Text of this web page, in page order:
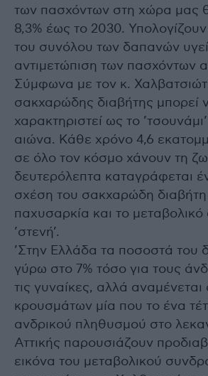
των πασχόντων στη χώρα μας
8,3% έως το 2030. Υπολογίζουν
του συνόλου των δαπανών
αντιμετώπιση των πασχόντων
Σύμφωνα με τον κ.
σακχαρώδης διαβήτης μπορεί
χαρακτηριστεί ως το
αιώνα. Κάθε χρόνο 4,6
σε όλο τον κόσμο χάνουν τη
δευτερόλεπτα καταγράφεται
σχέση του σακχαρώδη διαβήτη
παχυσαρκία και το μεταβολικό
’στενή’.
’Στην Ελλάδα τα ποσοστά του
γύρω στο 7% τόσο για τους
τις γυναίκες, αλλά
κρουσμάτων μία που το ένα
ανδρικού πληθυσμού στο
Αττικής παρουσιάζουν
εικόνα του μεταβολικού